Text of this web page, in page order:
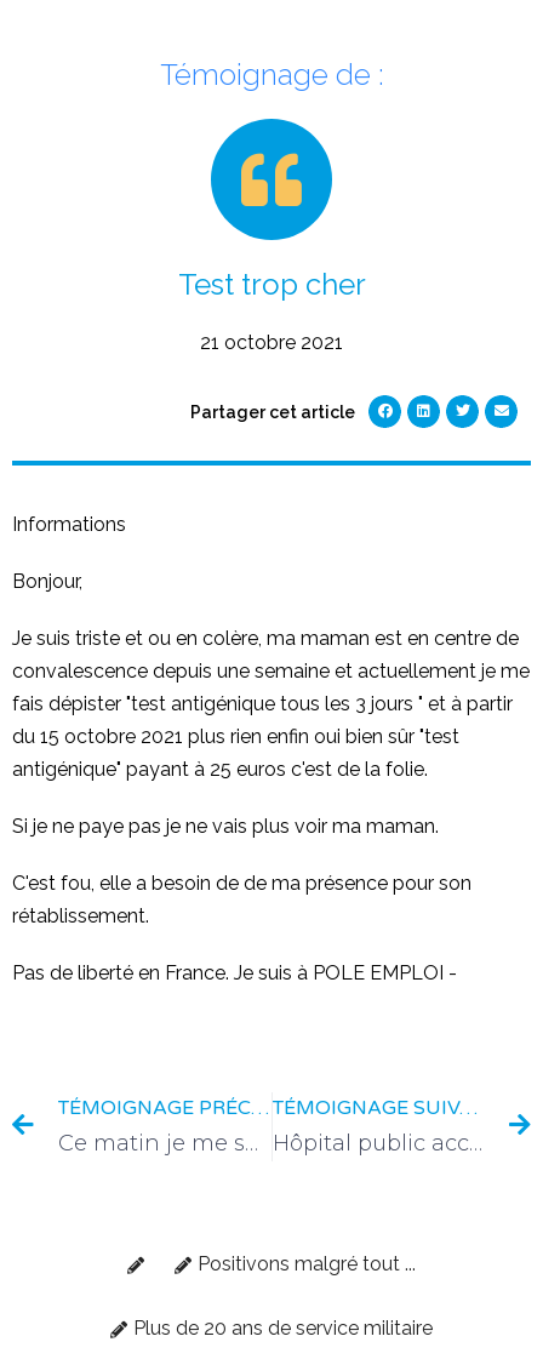
Témoignage de :
Test trop cher
21 octobre 2021
Partager cet article
Informations
Bonjour,
Je suis triste et ou en colère, ma maman est en centre de
convalescence depuis une semaine et actuellement je me
fais dépister "test antigénique tous les 3 jours " et à partir
du 15 octobre 2021 plus rien enfin oui bien sûr "test
antigénique" payant à 25 euros c'est de la folie.
Si je ne paye pas je ne vais plus voir ma maman.
C'est fou, elle a besoin de de ma présence pour son
rétablissement.
Pas de liberté en France. Je suis à POLE EMPLOI -
TÉMOIGNAGE PRÉCÉDENT
Ce matin je me suis réveillée en colère
TÉMOIGNAGE SUIVANT
Hôpital public accès devenu payant
Positivons malgré tout ...
Plus de 20 ans de service militaire